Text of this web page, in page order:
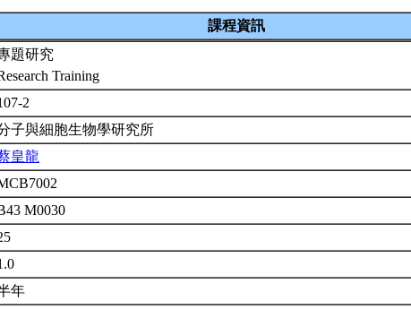
課程資訊
題研究
Training
2
子與細胞生物學研究所
皇龍
M0030
年